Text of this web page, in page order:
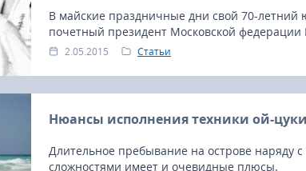
В майские праздничные дни свой 70-летний
почетный президент Московской федерации
Игнатов.
2.05.2015 Статьи
Нюансы исполнения техники ой-
Длительное пребывание на острове наряду
сложностями имеет и очевидные плюсы.